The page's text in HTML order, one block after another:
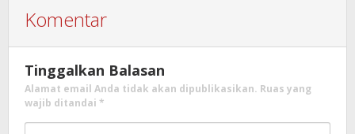
Komentar
Tinggalkan Balasan
Alamat email Anda tidak akan dipublikasikan. Ruas yang
wajib ditandai *